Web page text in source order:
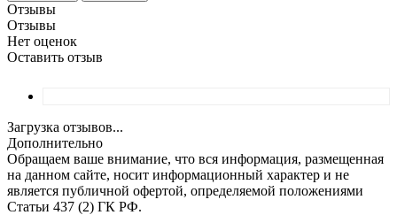
Отзывы
Отзывы
Нет оценок
Оставить отзыв
Загрузка отзывов...
Дополнительно
Обращаем ваше внимание, что вся информация, размещенная
на данном сайте, носит информационный характер и не
является публичной офертой, определяемой положениями
Статьи 437 (2) ГК РФ.